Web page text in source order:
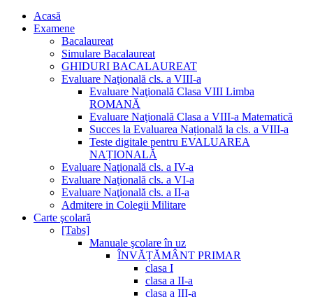
Acasă
Examene
Bacalaureat
Simulare Bacalaureat
GHIDURI BACALAUREAT
Evaluare Naţională cls. a VIII-a
Evaluare Naţională Clasa VIII Limba
ROMANĂ
Evaluare Naţională Clasa a VIII-a Matematică
Succes la Evaluarea Națională la cls. a VIII-a
Teste digitale pentru EVALUAREA
NAȚIONALĂ
Evaluare Naţională cls. a IV-a
Evaluare Naţională cls. a VI-a
Evaluare Naţională cls. a II-a
Admitere in Colegii Militare
Carte şcolară
[Tabs]
Manuale şcolare în uz
ÎNVĂȚĂMÂNT PRIMAR
clasa I
clasa a II-a
clasa a III-a